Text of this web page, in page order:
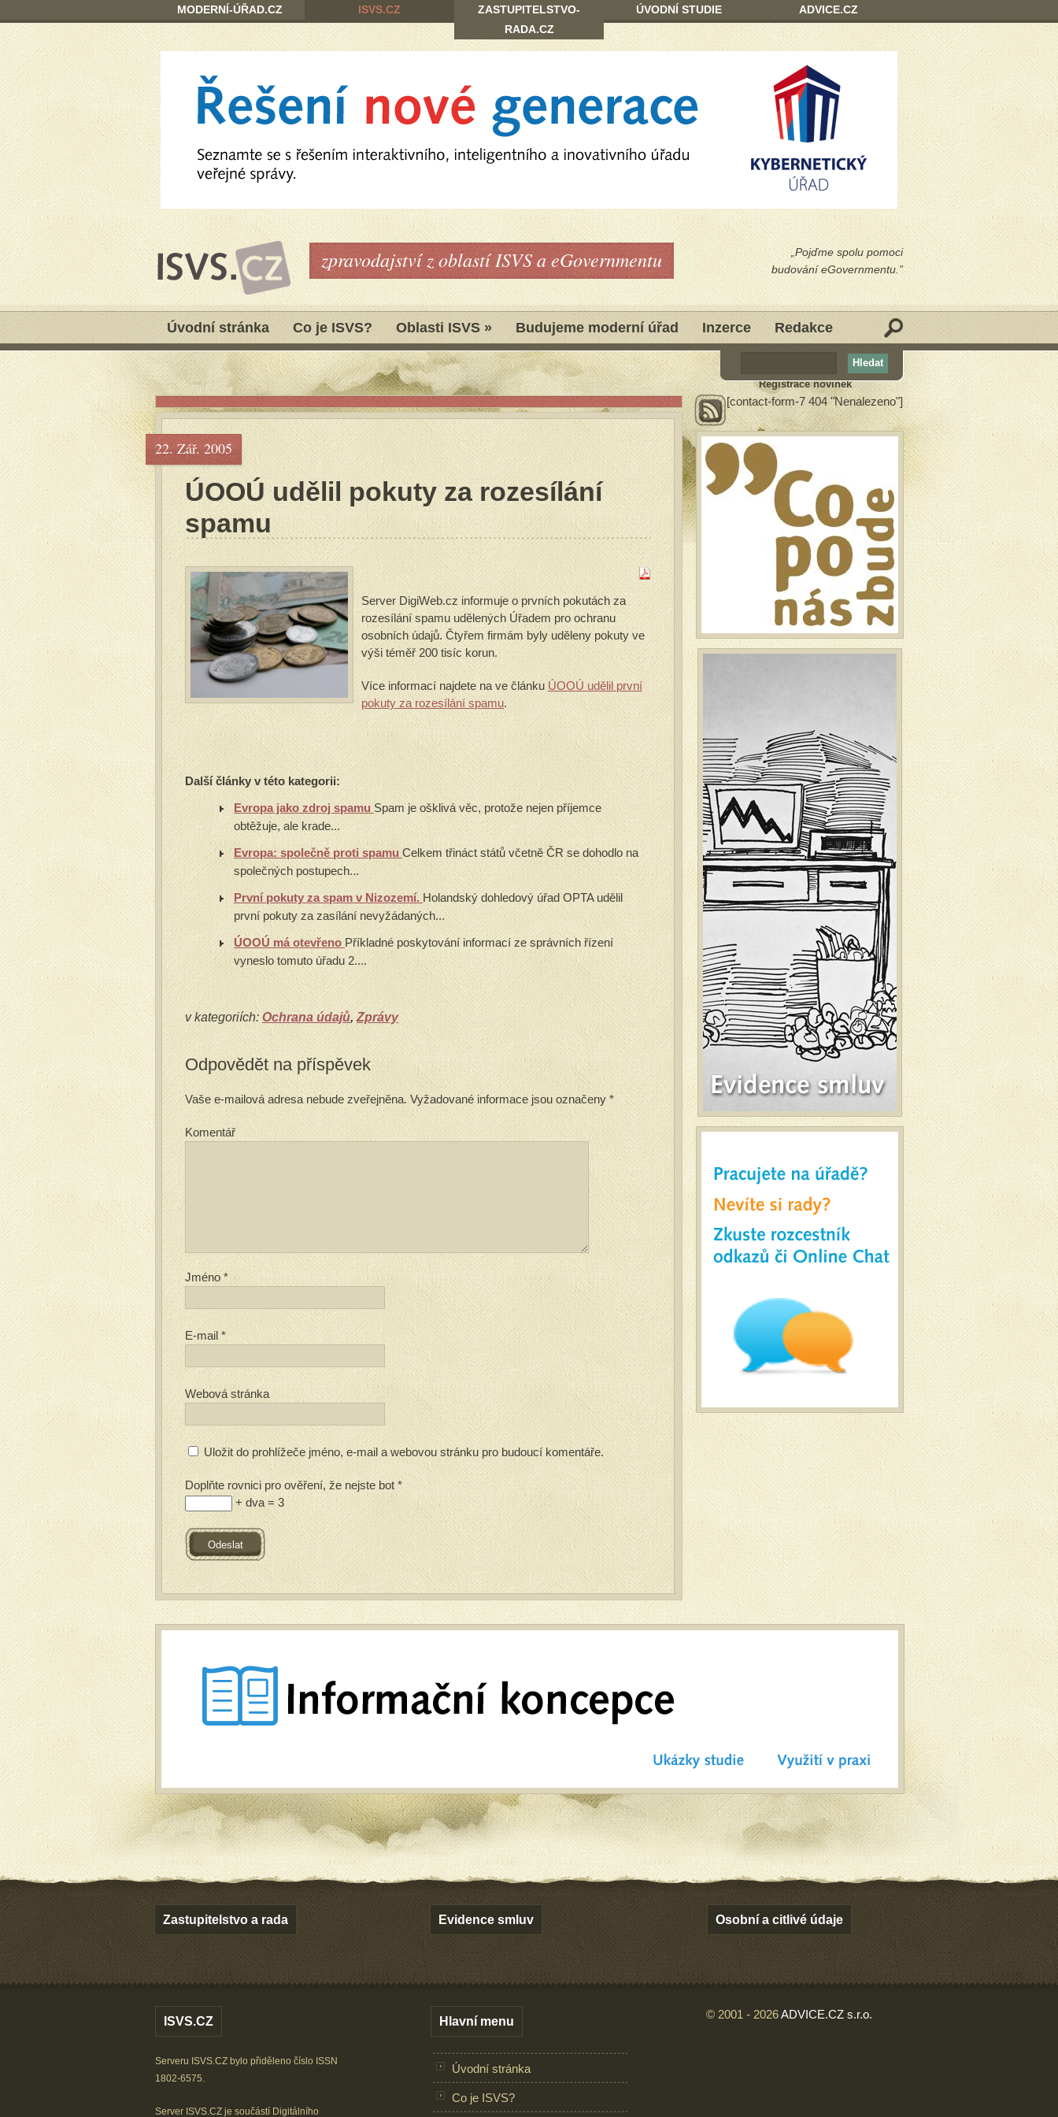
„Pojďme spolu pomoci
budování eGovernmentu.”
zpravodajství z oblastí ISVS a eGovernmentu
Úvodní stránka Co je ISVS? Oblasti ISVS » Budujeme moderní úřad Inzerce Redakce
22. Zář. 2005
ÚOOÚ udělil pokuty za rozesílání
spamu
Server DigiWeb.cz informuje o prvních pokutách za
rozesílání spamu udělených Úřadem pro ochranu
osobních údajů. Čtyřem firmám byly uděleny pokuty ve
výši téměř 200 tisíc korun.
Více informací najdete na ve článku ÚOOÚ udělil první
pokuty za rozesílání spamu.
Další články v této kategorii:
Evropa jako zdroj spamu Spam je ošklivá věc, protože nejen příjemce
obtěžuje, ale krade...
Evropa: společně proti spamu Celkem třináct států včetně ČR se dohodlo na
společných postupech...
První pokuty za spam v Nizozemí. Holandský dohledový úřad OPTA udělil
první pokuty za zasílání nevyžádaných...
ÚOOÚ má otevřeno Příkladné poskytování informací ze správních řízení
vyneslo tomuto úřadu 2....
v kategoriích: Ochrana údajů,Zprávy
Odpovědět na příspěvek
Vaše e-mailová adresa nebude zveřejněna. Vyžadované informace jsou označeny *
Komentář
Jméno *
E-mail *
Webová stránka
Uložit do prohlížeče jméno, e-mail a webovou stránku pro budoucí komentáře.
Doplňte rovnici pro ověření, že nejste bot *
+ dva = 3
Registrace novinek
[contact-form-7 404 "Nenalezeno"]
Zastupitelstvo a rada Evidence smluv Osobní a citlivé údaje
ISVS.CZ
Serveru ISVS.CZ bylo přiděleno číslo ISSN
1802-6575.
Server ISVS.CZ je součástí Digitálního
Hlavní menu
Úvodní stránka
Co je ISVS?
© 2001 - 2026ADVICE.CZ s.r.o.
MODERNÍ-ÚŘAD.CZ ISVS.CZ
ZASTUPITELSTVO-
RADA.CZ
ÚVODNÍ STUDIE ADVICE.CZ